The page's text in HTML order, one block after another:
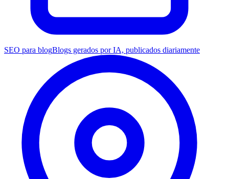
SEO para blogBlogs gerados por IA, publicados diariamente